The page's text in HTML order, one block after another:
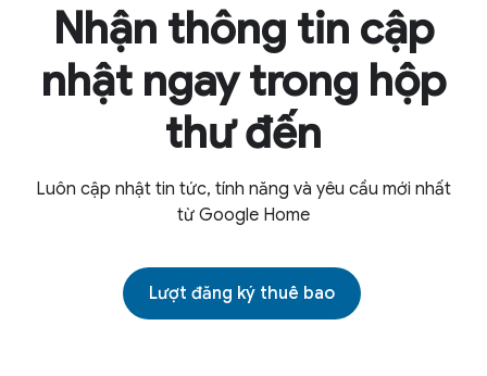
Nhận thông tin cập
nhật ngay trong hộp
thư đến
Luôn cập nhật tin tức, tính năng và yêu cầu mới nhất
từ Google Home
Lượt đăng ký thuê bao